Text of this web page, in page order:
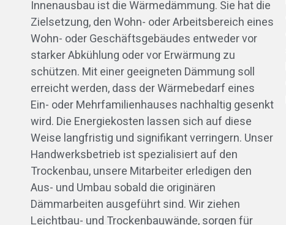
Innenausbau ist die Wärmedämmung. Sie hat die
Zielsetzung, den Wohn- oder Arbeitsbereich eines
Wohn- oder Geschäftsgebäudes entweder vor
starker Abkühlung oder vor Erwärmung zu
schützen. Mit einer geeigneten Dämmung soll
erreicht werden, dass der Wärmebedarf eines
Ein- oder Mehrfamilienhauses nachhaltig gesenkt
wird. Die Energiekosten lassen sich auf diese
Weise langfristig und signifikant verringern. Unser
Handwerksbetrieb ist spezialisiert auf den
Trockenbau, unsere Mitarbeiter erledigen den
Aus- und Umbau sobald die originären
Dämmarbeiten ausgeführt sind. Wir ziehen
Leichtbau- und Trockenbauwände, sorgen für